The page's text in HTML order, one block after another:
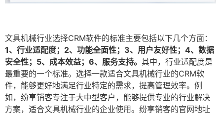
文具机械行业选择CRM软件的标准主要包括以下几个方面：
1、行业适配度；2、功能全面性；3、用户友好性；4、数据
安全性；5、成本效益；6、服务支持。 其中，行业适配度是
最重要的一个标准。选择一款适合文具机械行业的CRM软
件，能够更好地满足行业特定的需求，提高管理效率。例
如，纷享销客专注于大中型客户，能够提供专业的行业解决
方案，适合文具机械行业的企业使用。纷享销客的官网地址